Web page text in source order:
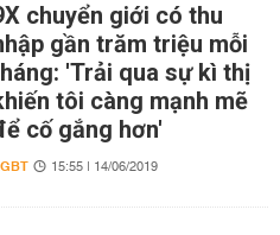
chuyển giới có thu
gần trăm triệu mỗi
'Trải qua sự kì thị
tôi càng mạnh mẽ
cố gắng hơn'
15:55 | 14/06/2019